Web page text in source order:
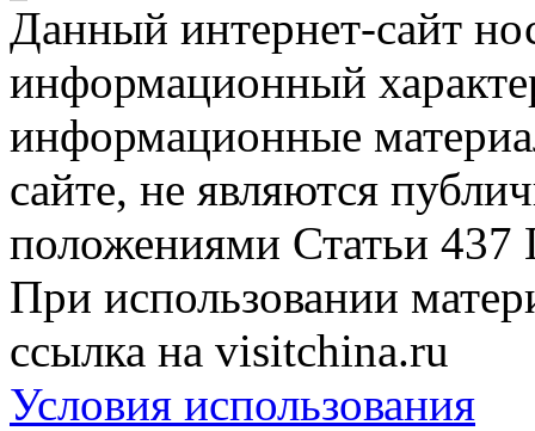
Данный интернет-сайт
информационный
информационные
сайте, не являются
положениями Статьи 437
При использовании
ссылка на visitchina.ru
Условия использования